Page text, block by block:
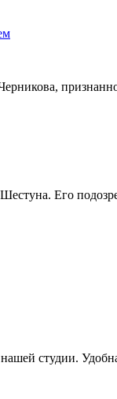
Его
студии.